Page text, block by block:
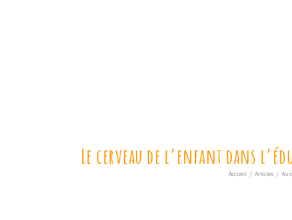
Le cerveau de l’enfant dans
Accueil / Articles / Au